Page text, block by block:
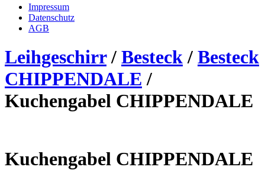
Impressum
Datenschutz
AGB
Leihgeschirr / Besteck / Besteck
CHIPPENDALE /
Kuchengabel CHIPPENDALE
Kuchengabel CHIPPENDALE